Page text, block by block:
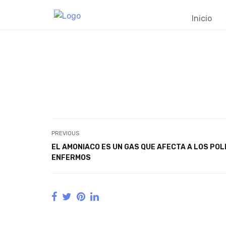
Inicio
PREVIOUS
EL AMONIACO ES UN GAS QUE AFECTA A LOS
ENFERMOS